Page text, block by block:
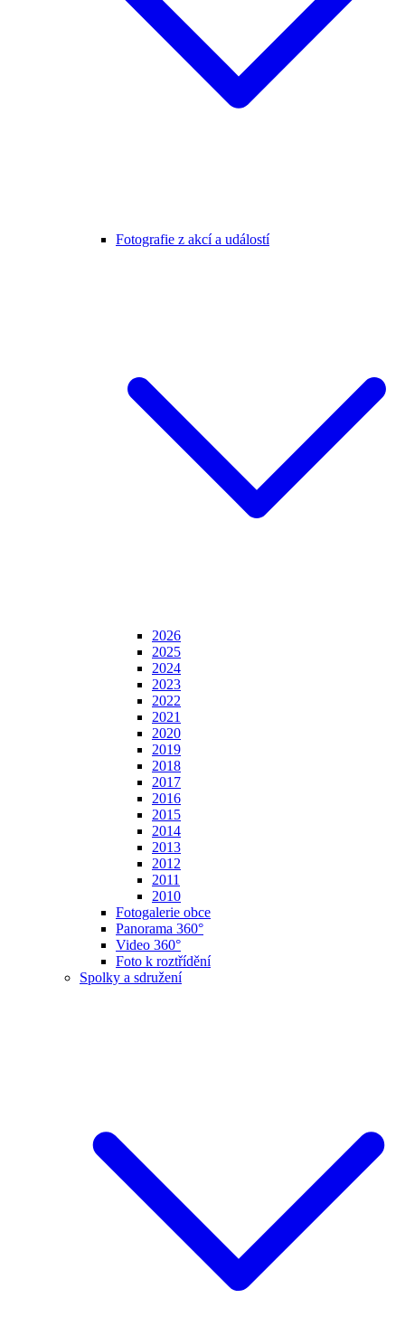
Fotografie z akcí a událostí
2026
2025
2024
2023
2022
2021
2020
2019
2018
2017
2016
2015
2014
2013
2012
2011
2010
Fotogalerie obce
Panorama 360°
Video 360°
Foto k roztřídění
Spolky a sdružení